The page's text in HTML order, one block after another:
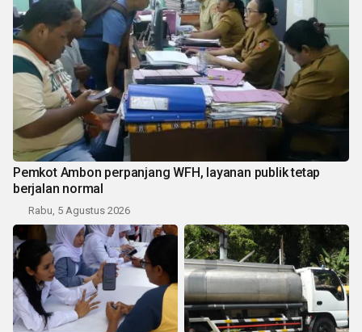
Pemkot Ambon perpanjang WFH, layanan publik tetap
berjalan normal
Rabu, 5 Agustus 2026